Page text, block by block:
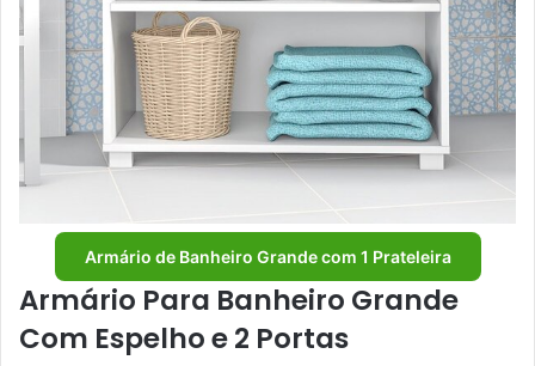
Armário de Banheiro Grande com 1 Prateleira
Armário Para Banheiro Grande
Com Espelho e 2 Portas